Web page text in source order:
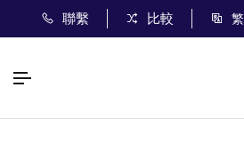
聯繫 比較